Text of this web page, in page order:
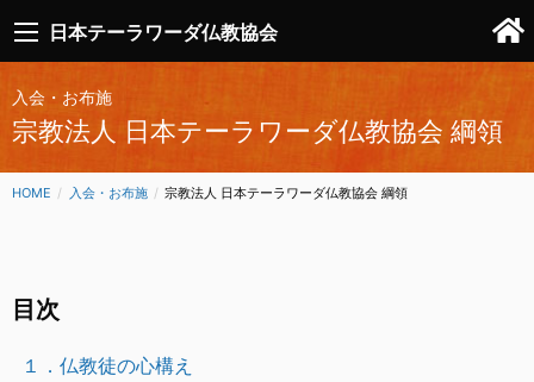
日本テーラワーダ仏教協会
入会・お布施
宗教法人 日本テーラワーダ仏教協会 綱領
HOME 入会・お布施 CURRENT:
宗教法人 日本テーラワーダ仏教協会 綱領
目次
１．仏教徒の心構え